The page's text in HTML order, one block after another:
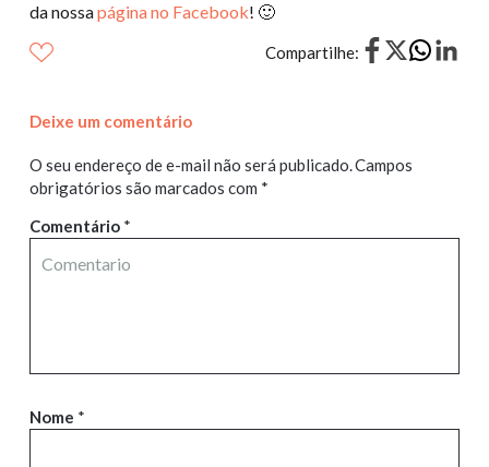
da nossapágina no Facebook! 🙂
Compartilhe:
Deixe um comentário
O seu endereço de e-mail não será publicado.Campos
obrigatórios são marcados com *
Comentário *
Nome *